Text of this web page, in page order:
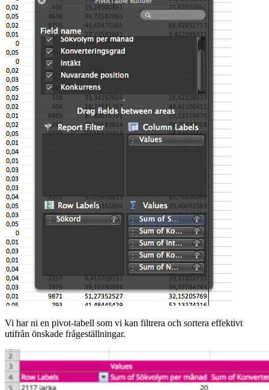
Vi har ni en pivot-tabell som vi kan filtrera och sortera effektivt
utifrån önskade frågeställningar.